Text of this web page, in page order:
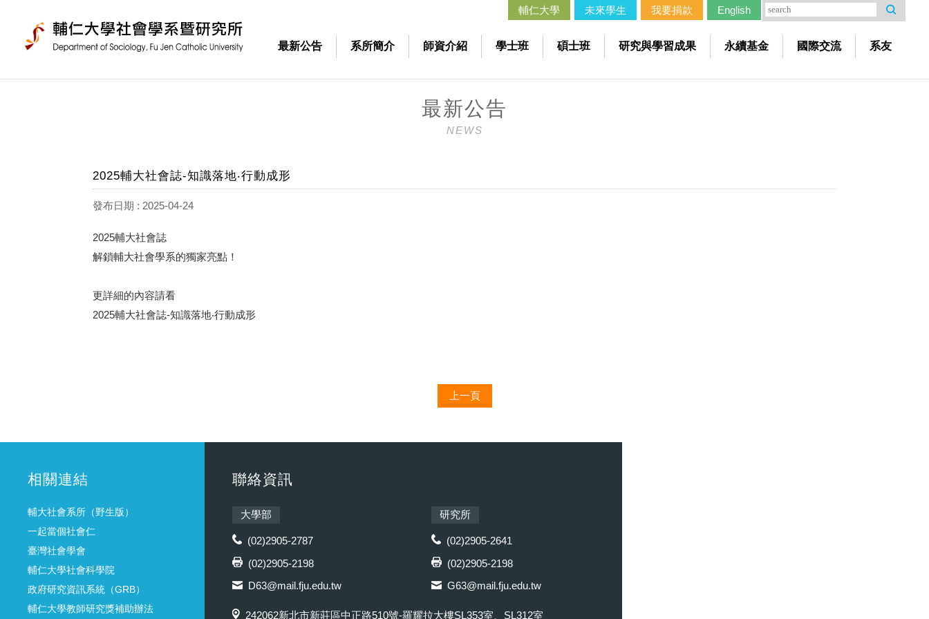
輔仁大學 未來學生 我要捐款 English
最新公告 系所簡介 師資介紹 學士班 碩士班 研究與學習成果 永續基金 國際交流 系友
最新公告
NEWS
2025輔大社會誌-知識落地‧行動成形
發布日期 : 2025-04-24
2025輔大社會誌
解鎖輔大社會學系的獨家亮點！
更詳細的內容請看
2025輔大社會誌-知識落地‧行動成形
上一頁
相關連結
輔大社會系所（野生版）
一起當個社會仁
臺灣社會學會
輔仁大學社會科學院
政府研究資訊系統（GRB）
輔仁大學教師研究獎補助辦法
聯絡資訊
大學部
(02)2905-2787
(02)2905-2198
D63@mail.fju.edu.tw
研究所
(02)2905-2641
(02)2905-2198
G63@mail.fju.edu.tw
242062新北市新莊區中正路510號-羅耀拉大樓SL353室、SL312室